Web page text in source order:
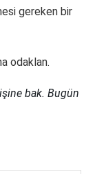
gereken bir
odaklan.
bak. Bugün